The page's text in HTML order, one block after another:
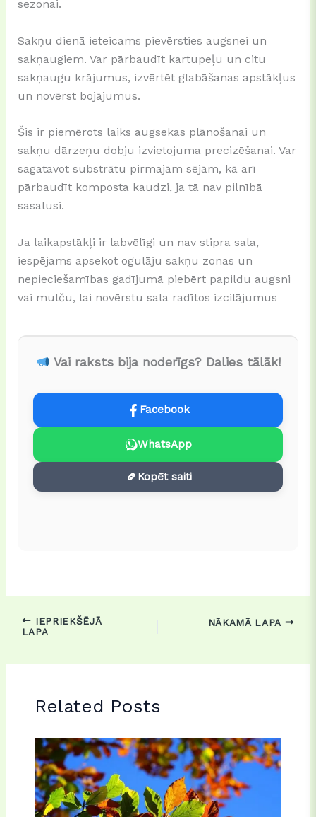
sezonai.
Sakņu dienā ieteicams pievērsties augsnei un
sakņaugiem. Var pārbaudīt kartupeļu un citu
sakņaugu krājumus, izvērtēt glabāšanas apstākļus
un novērst bojājumus.
Šis ir piemērots laiks augsekas plānošanai un
sakņu dārzeņu dobju izvietojuma precizēšanai. Var
sagatavot substrātu pirmajām sējām, kā arī
pārbaudīt komposta kaudzi, ja tā nav pilnībā
sasalusi.
Ja laikapstākļi ir labvēlīgi un nav stipra sala,
iespējams apsekot ogulāju sakņu zonas un
nepieciešamības gadījumā piebērt papildu augsni
vai mulču, lai novērstu sala radītos izcilājumus
Vai raksts bija noderīgs? Dalies tālāk!
Facebook
WhatsApp
Kopēt saiti
IEPRIEKŠĒJĀ
LAPA
NĀKAMĀ LAPA
Related Posts